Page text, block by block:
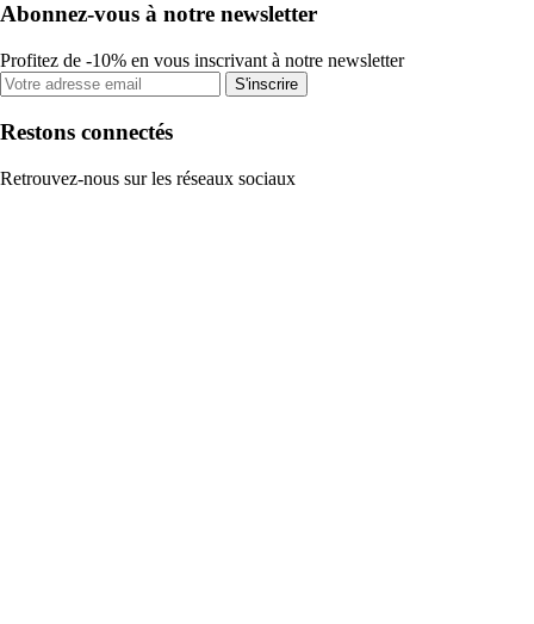
Abonnez-vous à notre newsletter
Profitez de -10% en vous inscrivant à notre newsletter
S'inscrire
Restons connectés
Retrouvez-nous sur les réseaux sociaux